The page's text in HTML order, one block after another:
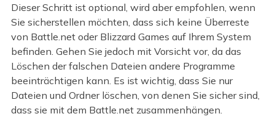
Dieser Schritt ist optional, wird aber empfohlen, wenn
Sie sicherstellen möchten, dass sich keine Überreste
von Battle.net oder Blizzard Games auf Ihrem System
befinden. Gehen Sie jedoch mit Vorsicht vor, da das
Löschen der falschen Dateien andere Programme
beeinträchtigen kann. Es ist wichtig, dass Sie nur
Dateien und Ordner löschen, von denen Sie sicher sind,
dass sie mit dem Battle.net zusammenhängen.